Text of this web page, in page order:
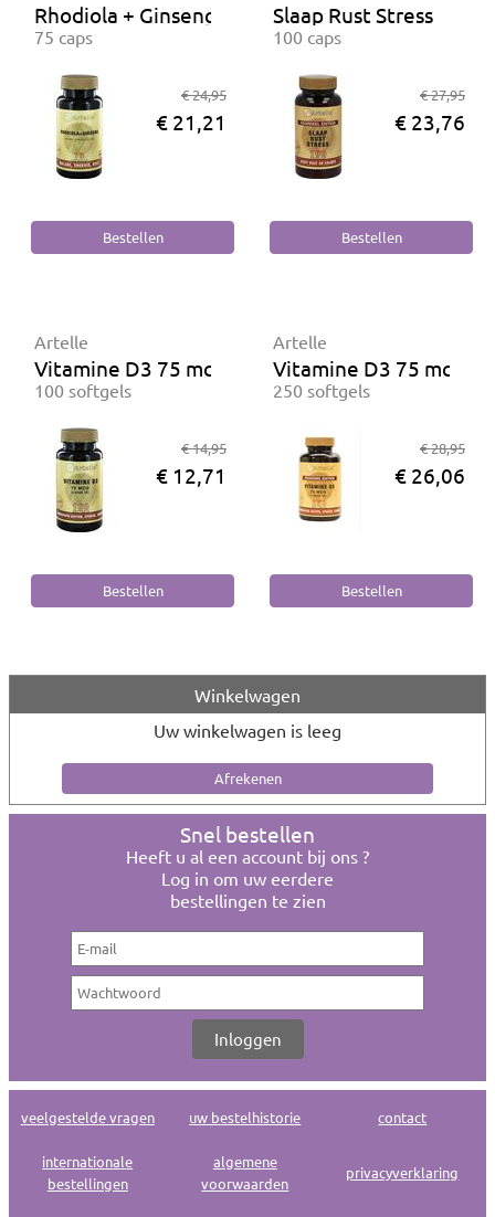
Rhodiola + Ginseng
75 caps
€ 24,95
€ 21,21
Slaap Rust Stress
100 caps
€ 27,95
€ 23,76
Artelle
Vitamine D3 75 mcg
100 softgels
€ 14,95
€ 12,71
Artelle
Vitamine D3 75 mcg
250 softgels
€ 28,95
€ 26,06
Winkelwagen
Uw winkelwagen is leeg
Snel bestellen
Heeft u al een account bij ons ?
Log in om uw eerdere
bestellingen te zien
veelgestelde vragen uw bestelhistorie contact
internationale
bestellingen
algemene
voorwaarden
privacyverklaring